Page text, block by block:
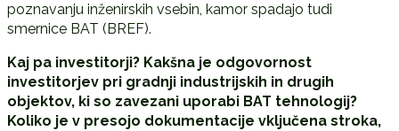
poznavanju inženirskih vsebin, kamor spadajo tudi
smernice BAT (BREF).
Kaj pa investitorji? Kakšna je odgovornost
investitorjev pri gradnji industrijskih in drugih
objektov, ki so zavezani uporabi BAT tehnologij?
Koliko je v presojo dokumentacije vključena stroka,